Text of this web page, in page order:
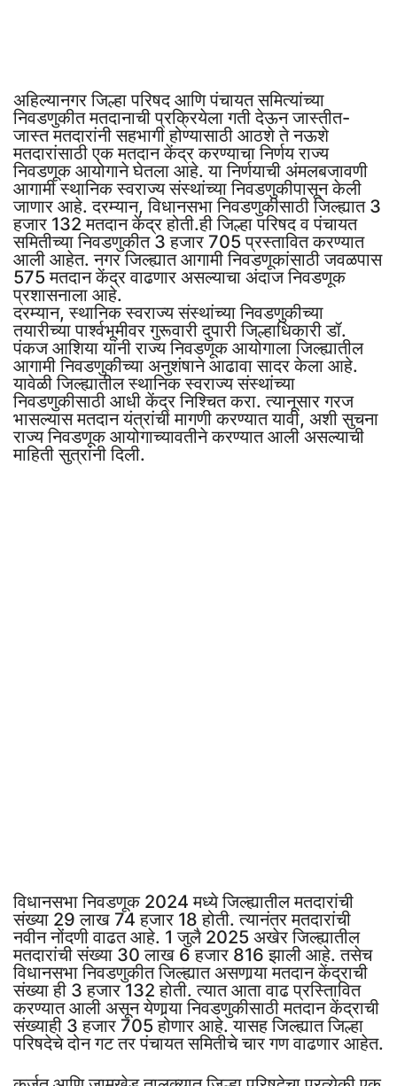
अहिल्यानगर जिल्हा परिषद आणि पंचायत समित्यांच्या
निवडणुकीत मतदानाची प्रक्रियेला गती देऊन जास्तीत-
जास्त मतदारांनी सहभागी होण्यासाठी आठशे ते नऊशे
मतदारांसाठी एक मतदान केंद्र करण्याचा निर्णय राज्य
निवडणूक आयोगाने घेतला आहे. या निर्णयाची अंमलबजावणी
आगामी स्थानिक स्वराज्य संस्थांच्या निवडणुकीपासून केली
जाणार आहे. दरम्यान, विधानसभा निवडणुकीसाठी जिल्ह्यात 3
हजार 132 मतदान केंद्र होती.ही जिल्हा परिषद व पंचायत
समितीच्या निवडणुकीत 3 हजार 705 प्रस्तावित करण्यात
आली आहेत. नगर जिल्ह्यात आगामी निवडणूकांसाठी जवळपास
575 मतदान केंद्र वाढणार असल्याचा अंदाज निवडणूक
प्रशासनाला आहे.
दरम्यान, स्थानिक स्वराज्य संस्थांच्या निवडणुकीच्या
तयारीच्या पार्श्वभूमीवर गुरूवारी दुपारी जिल्हाधिकारी डॉ.
पंकज आशिया यांनी राज्य निवडणूक आयोगाला जिल्ह्यातील
आगामी निवडणुकीच्या अनुशंषाने आढावा सादर केला आहे.
यावेळी जिल्ह्यातील स्थानिक स्वराज्य संस्थांच्या
निवडणुकीसाठी आधी केंद्र निश्चित करा. त्यानूसार गरज
भासल्यास मतदान यंत्रांची मागणी करण्यात यावी, अशी सुचना
राज्य निवडणूक आयोगाच्यावतीने करण्यात आली असल्याची
माहिती सुत्रांनी दिली.
विधानसभा निवडणूक 2024 मध्ये जिल्ह्यातील मतदारांची
संख्या 29 लाख 74 हजार 18 होती. त्यानंतर मतदारांची
नवीन नोंदणी वाढत आहे. 1 जुलै 2025 अखेर जिल्ह्यातील
मतदारांची संख्या 30 लाख 6 हजार 816 झाली आहे. तसेच
विधानसभा निवडणुकीत जिल्ह्यात असणार्‍या मतदान केंद्राची
संख्या ही 3 हजार 132 होती. त्यात आता वाढ प्रस्तिावित
करण्यात आली असून येणार्‍या निवडणुकीसाठी मतदान केंद्राची
संख्याही 3 हजार 705 होणार आहे. यासह जिल्ह्यात जिल्हा
परिषदेचे दोन गट तर पंचायत समितीचे चार गण वाढणार आहेत.